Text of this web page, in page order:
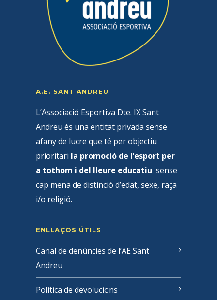
A.E. SANT ANDREU
L’Associació Esportiva Dte. IX Sant
Andreu és una entitat privada sense
afany de lucre que té per objectiu
prioritari la promoció de l’esport per
a tothom i del lleure educatiu sense
cap mena de distinció d’edat, sexe, raça
i/o religió.
ENLLAÇOS ÚTILS
Canal de denúncies de l’AE Sant
Andreu
Política de devolucions